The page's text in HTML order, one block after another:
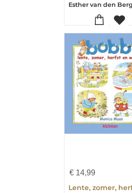
Esther van den Berg
€ 14,99